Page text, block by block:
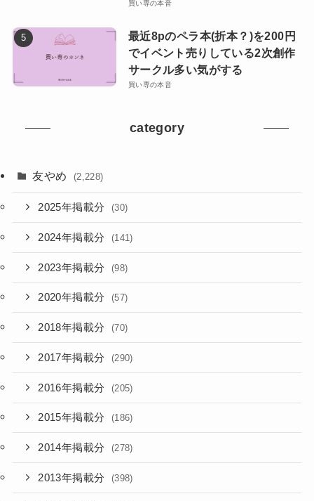
買い専の本音
最近8pのペラ本(折本？)を200円
でイベント売りしている2次創作
サークル多い気がする
買い専の本音
category
友やめ (2,228)
2025年掲載分 (30)
2024年掲載分 (141)
2023年掲載分 (98)
2020年掲載分 (57)
2018年掲載分 (70)
2017年掲載分 (290)
2016年掲載分 (205)
2015年掲載分 (186)
2014年掲載分 (278)
2013年掲載分 (398)